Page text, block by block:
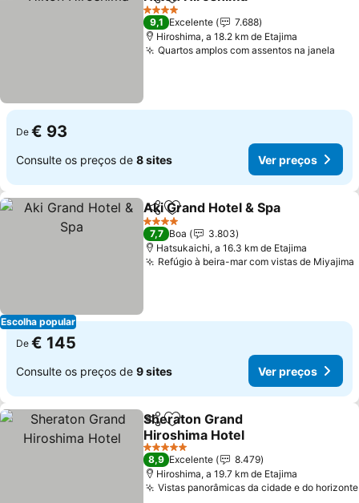
PartilharAdicionar aos favoritos
4 Estrelas
9,1 Excelente
7.688
Hiroshima, a 18.2 km de Etajima
Quartos amplos com assentos na janela
De € 93
Consulte os preços de 8 sites Ver preços
Escolha popular
PartilharAdicionar aos favoritos
Aki Grand Hotel & Spa
4 Estrelas
7,7 Boa
3.803
Hatsukaichi, a 16.3 km de Etajima
Refúgio à beira-mar com vistas de Miyajima
De € 145
Consulte os preços de 9 sites Ver preços
PartilharAdicionar aos favoritos
Sheraton Grand
Hiroshima Hotel
5 Estrelas
8,9 Excelente
8.479
Hiroshima, a 19.7 km de Etajima
Vistas panorâmicas da cidade e do horizonte